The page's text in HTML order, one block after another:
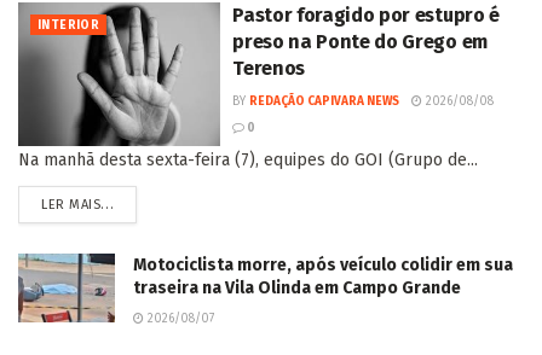
INTERIOR
Pastor foragido por estupro é
preso na Ponte do Grego em
Terenos
BY REDAÇÃO CAPIVARA NEWS
2026/08/08
0
Na manhã desta sexta-feira (7), equipes do GOI (Grupo de...
LER MAIS...
Motociclista morre, após veículo colidir em sua
traseira na Vila Olinda em Campo Grande
2026/08/07